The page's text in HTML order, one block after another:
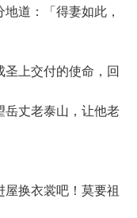
道：「得妻如此，
上交付的使命，回
岳丈老泰山，让他老
换衣裳吧！莫要祖